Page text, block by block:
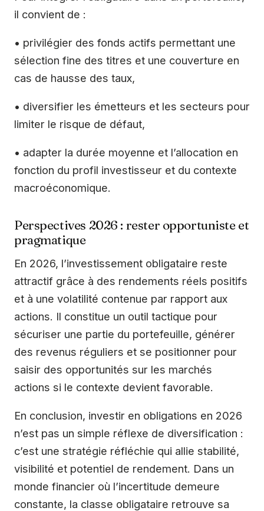
il convient de :
• privilégier des fonds actifs permettant une
sélection fine des titres et une couverture en
cas de hausse des taux,
• diversifier les émetteurs et les secteurs pour
limiter le risque de défaut,
• adapter la durée moyenne et l’allocation en
fonction du profil investisseur et du contexte
macroéconomique.
Perspectives 2026 : rester opportuniste et
pragmatique
En 2026, l’investissement obligataire reste
attractif grâce à des rendements réels positifs
et à une volatilité contenue par rapport aux
actions. Il constitue un outil tactique pour
sécuriser une partie du portefeuille, générer
des revenus réguliers et se positionner pour
saisir des opportunités sur les marchés
actions si le contexte devient favorable.
En conclusion, investir en obligations en 2026
n’est pas un simple réflexe de diversification :
c’est une stratégie réfléchie qui allie stabilité,
visibilité et potentiel de rendement. Dans un
monde financier où l’incertitude demeure
constante, la classe obligataire retrouve sa